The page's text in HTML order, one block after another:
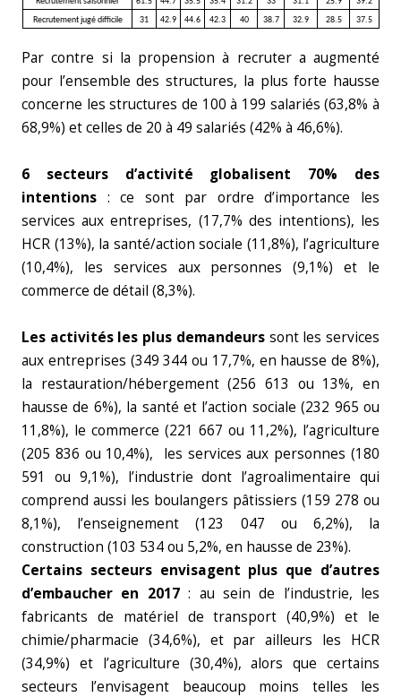
Recrutement jugé difficile
31 42.9 44.6 42.3 40 38.7 32.9 28.5 37.5
Par contre si la propension à recruter a augmenté
pour l’ensemble des structures, la plus forte hausse
concerne les structures de 100 à 199 salariés (63,8% à
68,9%) et celles de 20 à 49 salariés (42% à 46,6%).
6 secteurs d’activité globalisent 70% des
intentions : ce sont par ordre d’importance les
services aux entreprises, (17,7% des intentions), les
HCR (13%), la santé/action sociale (11,8%), l’agriculture
(10,4%), les services aux personnes (9,1%) et le
commerce de détail (8,3%).
Les activités les plus demandeurssont les services
aux entreprises (349 344 ou 17,7%, en hausse de 8%),
la restauration/hébergement (256 613 ou 13%, en
hausse de 6%), la santé et l’action sociale (232 965 ou
11,8%), le commerce (221 667 ou 11,2%), l’agriculture
(205 836 ou 10,4%), les services aux personnes (180
591 ou 9,1%), l’industrie dont l’agroalimentaire qui
comprend aussi les boulangers pâtissiers (159 278 ou
8,1%), l’enseignement (123 047 ou 6,2%), la
construction (103 534 ou 5,2%, en hausse de 23%).
Certains secteurs envisagent plus que d’autres
d’embaucher en 2017: au sein de l’industrie, les
fabricants de matériel de transport (40,9%) et le
chimie/pharmacie (34,6%), et par ailleurs les HCR
(34,9%) et l’agriculture (30,4%), alors que certains
secteurs l’envisagent beaucoup moins telles les